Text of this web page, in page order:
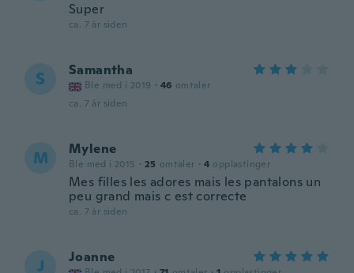
Super
ca. 7 år siden
S Samantha
Ble med i 2019 · 46 omtaler
ca. 7 år siden
M Mylene
Ble med i 2015 · 25 omtaler · 4 opplastinger
Mes filles les adores mais les pantalons un
peu grand mais c est correcte
ca. 7 år siden
J Joanne